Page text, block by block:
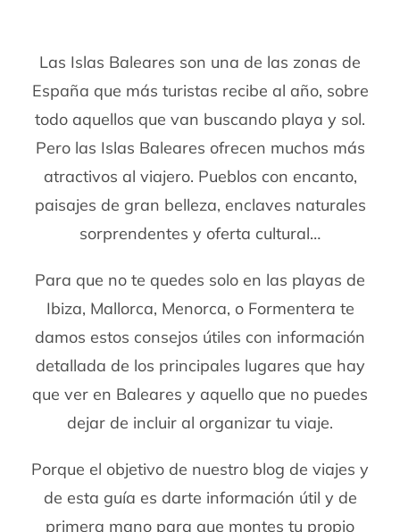
Las Islas Baleares son una de las zonas de
España que más turistas recibe al año, sobre
todo aquellos que van buscando playa y sol.
Pero las Islas Baleares ofrecen muchos más
atractivos al viajero. Pueblos con encanto,
paisajes de gran belleza, enclaves naturales
sorprendentes y oferta cultural…
Para que no te quedes solo en las playas de
Ibiza, Mallorca, Menorca, o Formentera te
damos estos consejos útiles con información
detallada de los principales lugares que hay
que ver en Baleares y aquello que no puedes
dejar de incluir al organizar tu viaje.
Porque el objetivo de nuestro blog de viajes y
de esta guía es darte información útil y de
primera mano para que montes tu propio